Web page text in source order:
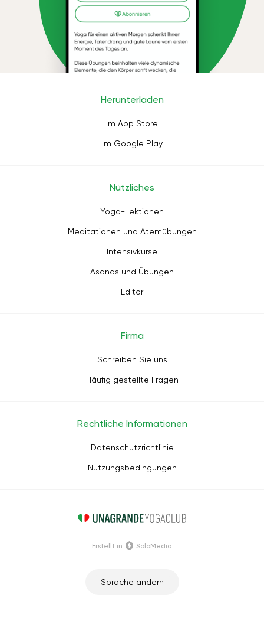
Herunterladen
Im App Store
Im Google Play
Nützliches
Yoga-Lektionen
Meditationen und Atemübungen
Intensivkurse
Asanas und Übungen
Editor
Firma
Schreiben Sie uns
Häufig gestellte Fragen
Rechtliche Informationen
Datenschutzrichtlinie
Nutzungsbedingungen
Sprache ändern
Erstellt in SoloMedia